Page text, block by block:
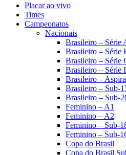
Placar ao vivo
Times
Campeonatos
Nacionais
Brasileiro – Série
Brasileiro – Série
Brasileiro – Série
Brasileiro – Série
Brasileiro –
Brasileiro – Sub-
Brasileiro – Sub-
Feminino – A1
Feminino – A2
Feminino – Sub-
Feminino – Sub-
Copa do Brasil
Copa do Brasil